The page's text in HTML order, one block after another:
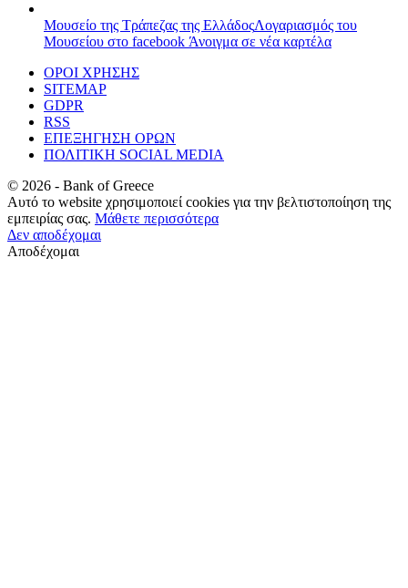
Μουσείο της Τράπεζας της ΕλλάδοςΛογαριασμός του
Μουσείου στο facebook Άνοιγμα σε νέα καρτέλα
ΟΡΟΙ ΧΡΗΣΗΣ
SITEMAP
GDPR
RSS
ΕΠΕΞΗΓΗΣΗ ΟΡΩΝ
ΠΟΛΙΤΙΚΗ SOCIAL MEDIA
© 2026 - Bank of Greece
Αυτό το website χρησιμοποιεί cookies για την βελτιστοποίηση της
εμπειρίας σας. Μάθετε περισσότερα
Δεν αποδέχομαι
Αποδέχομαι